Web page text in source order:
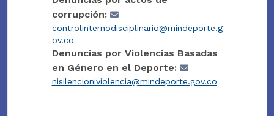
corrupción:
controlinternodisciplinario@mindeporte.g
ov.co
Denuncias por Violencias Basadas
en Género en el Deporte:
nisilencioniviolencia@mindeporte.gov.co